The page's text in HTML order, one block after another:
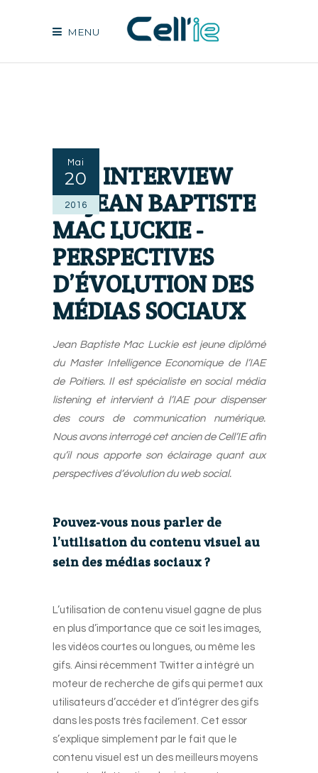
MENU
Mai
20
2016
[1/2] INTERVIEW
DE JEAN BAPTISTE
MAC LUCKIE -
PERSPECTIVES
D’ÉVOLUTION DES
MÉDIAS SOCIAUX
Jean Baptiste Mac Luckie est jeune diplômé
du Master Intelligence Economique de l’IAE
de Poitiers. Il est spécialiste en social média
listening et intervient à l’IAE pour dispenser
des cours de communication numérique.
Nous avons interrogé cet ancien de Cell’IE afin
qu’il nous apporte son éclairage quant aux
perspectives d’évolution du web social.
Pouvez-vous nous parler de
l’utilisation du contenu visuel au
sein des médias sociaux ?
L’utilisation de contenu visuel gagne de plus
en plus d’importance que ce soit les images,
les vidéos courtes ou longues, ou même les
gifs. Ainsi récemment Twitter a intégré un
moteur de recherche de gifs qui permet aux
utilisateurs d’accéder et d’intégrer des gifs
dans les posts très facilement. Cet essor
s’explique simplement par le fait que le
contenu visuel est un des meilleurs moyens